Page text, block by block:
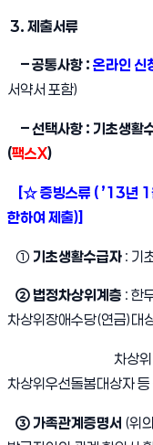
3. 제출서류
– 공통사항 : 온라인 신
서약서 포함)
– 선택사항 : 기초생활
(팩스X)
[☆ 증빙스류 ( ’13년
한하여 제출)]
① 기초생활수급자 : 기
② 법정차상위계층 : 한
차상위장애수당(연금)대
차상위 본인부
차상위우선돌봄대상자 등
③ 가족관계증명서 (위